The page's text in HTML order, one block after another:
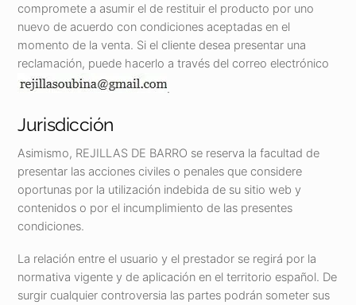
compromete a asumir el de restituir el producto por uno
nuevo de acuerdo con condiciones aceptadas en el
momento de la venta. Si el cliente desea presentar una
reclamación, puede hacerlo a través del correo electrónico
.
Jurisdicción
Asimismo, REJILLAS DE BARRO se reserva la facultad de
presentar las acciones civiles o penales que considere
oportunas por la utilización indebida de su sitio web y
contenidos o por el incumplimiento de las presentes
condiciones.
La relación entre el usuario y el prestador se regirá por la
normativa vigente y de aplicación en el territorio español. De
surgir cualquier controversia las partes podrán someter sus